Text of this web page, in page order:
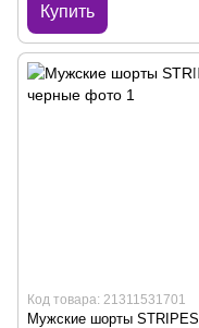
Купить
Код товара: 21311531701
Мужские шорты STRIPES